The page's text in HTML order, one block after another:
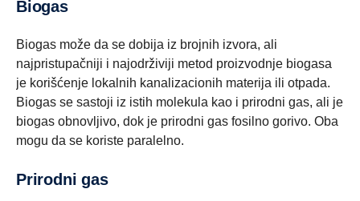
Biogas
Biogas može da se dobija iz brojnih izvora, ali
najpristupačniji i najodrživiji metod proizvodnje biogasa
je korišćenje lokalnih kanalizacionih materija ili otpada.
Biogas se sastoji iz istih molekula kao i prirodni gas, ali je
biogas obnovljivo, dok je prirodni gas fosilno gorivo. Oba
mogu da se koriste paralelno.
Prirodni gas